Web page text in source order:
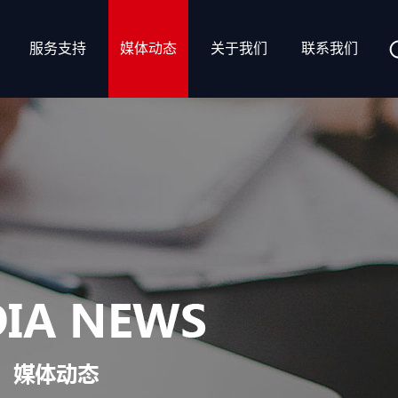
服务支持 媒体动态 关于我们 联系我们